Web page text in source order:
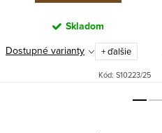
Skladom
Dostupné varianty + ďalšie
Kód: S10223/25